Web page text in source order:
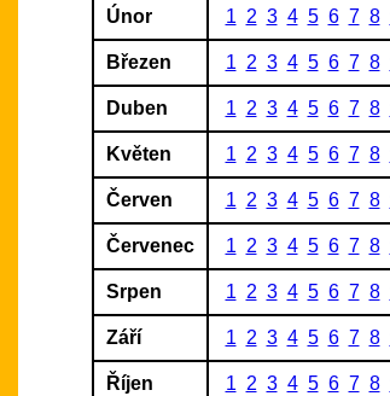
Únor 1 2 3 4 5 6 7 8
Březen 1 2 3 4 5 6 7 8
Duben 1 2 3 4 5 6 7 8
Květen 1 2 3 4 5 6 7 8
Červen 1 2 3 4 5 6 7 8
Červenec 1 2 3 4 5 6 7 8
Srpen 1 2 3 4 5 6 7 8
Září 1 2 3 4 5 6 7 8
Říjen 1 2 3 4 5 6 7 8